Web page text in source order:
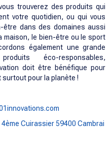
trouverez des produits qui
votre quotidien, ou qui vous
être dans des domaines aussi
maison, le bien-être ou le sport
également une grande
éco-responsables,
doit être bénéfique pour
surtout pour la planète !
4ème Cuirassier 59400 Cambrai